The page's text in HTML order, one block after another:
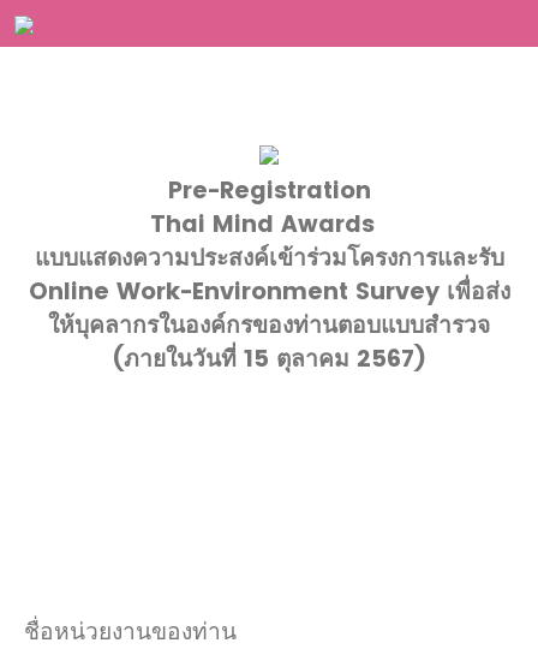
Pre-Registration
Thai Mind Awards
แบบแสดงความประสงค์เข้าร่วมโครงการและรับ
Online Work-Environment Survey เพื่อส่ง
ให้บุคลากรในองค์กรของท่านตอบแบบสำรวจ
(ภายในวันที่ 15 ตุลาคม 2567)
ชื่อหน่วยงานของท่าน